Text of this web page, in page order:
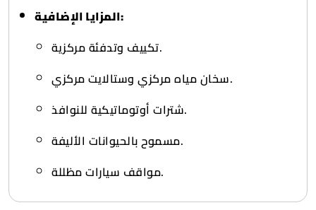
المزايا الإضافية:
تكييف وتدفئة مركزية.
سخان مياه مركزي وستالايت مركزي.
شترات أوتوماتيكية للنوافذ.
مسموح بالحيوانات الأليفة.
مواقف سيارات مظللة.